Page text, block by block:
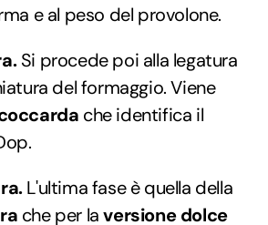
e al peso del provolone.
Si procede poi alla legatura
del formaggio. Viene
che identifica il
L'ultima fase è quella della
che per laversione dolce